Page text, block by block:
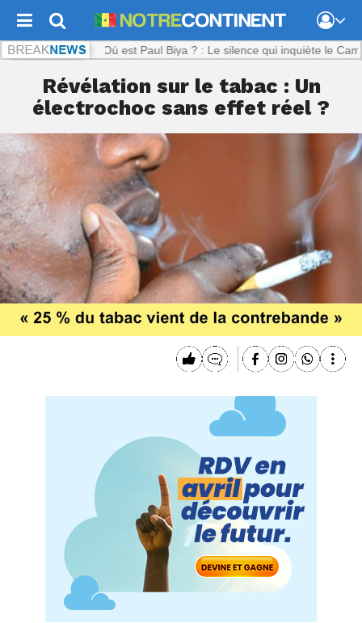
: Où est Paul Biya ? : Le silence qui inquiète le Cameroun
Révélation sur le tabac : Un
électrochoc sans effet réel ?